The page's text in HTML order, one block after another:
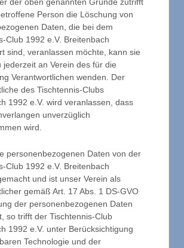
Person die Löschung von
Daten, die bei dem
Club 1992 e.V. Breitenbach
sind, veranlassen möchte, kann sie
jederzeit an Verein des für die
Verantwortlichen wenden. Der
des Tischtennis-Clubs
1992 e.V. wird veranlassen, dass
unverzüglich
wird.
personenbezogenen Daten von der
Club 1992 e.V. Breitenbach
und ist unser Verein als
gemäß Art. 17 Abs. 1 DS-GVO
der personenbezogenen Daten
so trifft der Tischtennis-Club
1992 e.V. unter Berücksichtigung
Technologie und der